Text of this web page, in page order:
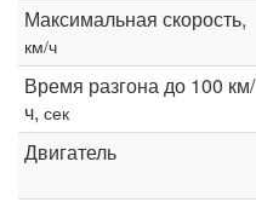
Максимальная скорость,
км/ч
Время разгона до 100 км/
ч, сек
Двигатель